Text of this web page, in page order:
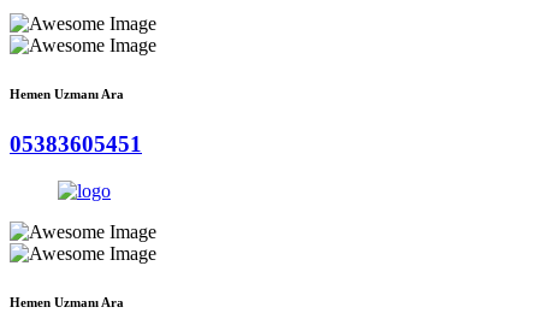
Hemen Uzmanı Ara
05383605451
Hemen Uzmanı Ara